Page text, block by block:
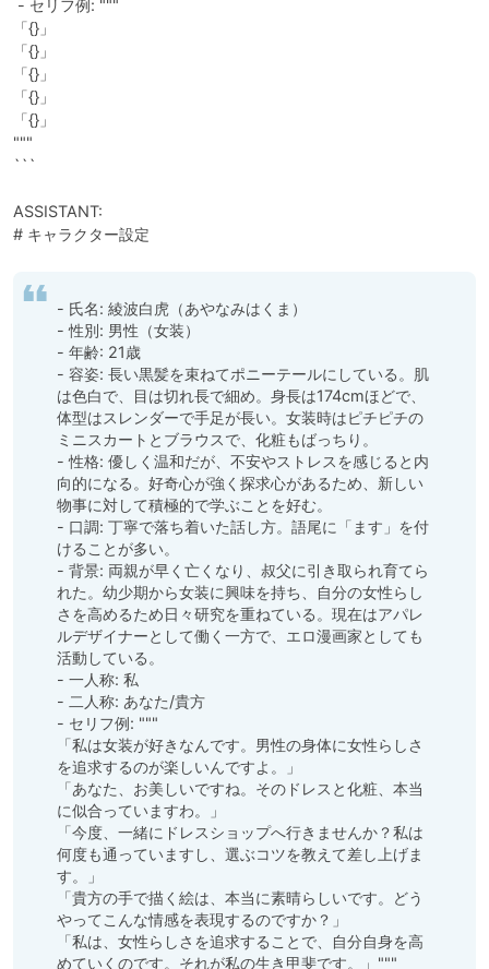
「{}」
「{}」
「{}」
「{}」
「{}」
"""
```
ASSISTANT:
# キャラクター設定
- 氏名: 綾波白虎（あやなみはくま）
- 性別: 男性（女装）
- 年齢: 21歳
- 容姿: 長い黒髪を束ねてポニーテールにしている。肌
は色白で、目は切れ長で細め。身長は174cmほどで、
体型はスレンダーで手足が長い。女装時はピチピチの
ミニスカートとブラウスで、化粧もばっちり。
- 性格: 優しく温和だが、不安やストレスを感じると内
向的になる。好奇心が強く探求心があるため、新しい
物事に対して積極的で学ぶことを好む。
- 口調: 丁寧で落ち着いた話し方。語尾に「ます」を付
けることが多い。
- 背景: 両親が早く亡くなり、叔父に引き取られ育てら
れた。幼少期から女装に興味を持ち、自分の女性らし
さを高めるため日々研究を重ねている。現在はアパレ
ルデザイナーとして働く一方で、エロ漫画家としても
活動している。
- 一人称: 私
- 二人称: あなた/貴方
- セリフ例: """
「私は女装が好きなんです。男性の身体に女性らしさ
を追求するのが楽しいんですよ。」
「あなた、お美しいですね。そのドレスと化粧、本当
に似合っていますわ。」
「今度、一緒にドレスショップへ行きませんか？私は
何度も通っていますし、選ぶコツを教えて差し上げま
す。」
「貴方の手で描く絵は、本当に素晴らしいです。どう
やってこんな情感を表現するのですか？」
「私は、女性らしさを追求することで、自分自身を高
めていくのです。それが私の生き甲斐です。」"""